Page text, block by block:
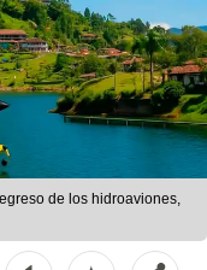
de los hidroaviones,